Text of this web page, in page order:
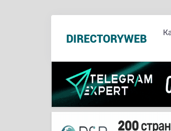
DIRECTORYWEB